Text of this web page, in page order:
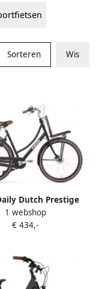
Sorteren Wis
Dutch Prestige
Transportfiets
Aluminium Frame
1 webshop
€ 434,-